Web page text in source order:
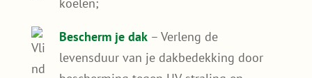
financiële ondersteuning voor de aanleg
van groene daken;
Draagt bij aan een groener Leeuwarden